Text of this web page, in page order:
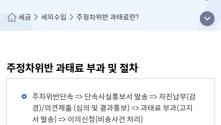
세금 세외수입 주정차위반 과태료란?
메뉴
열기
주정차위반 과태료 부과 및 절차
주차위반단속 => 단속사실통보서 발송 => 자진납부(감
경)/의견제출 (심의 및 결과통보) => 과태료 부과(고지
서 발송) => 이의신청(비송사건 처리)